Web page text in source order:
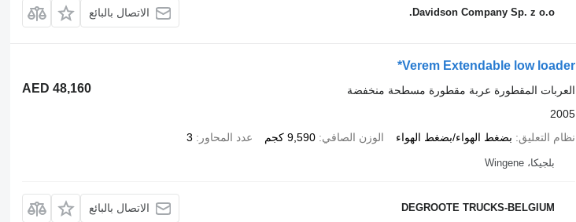
Davidson Company Sp. z o.o. الاتصال بالبائع
Verem Extendable low loader*
AED 48,160
العربات المقطورة عربة مقطورة مسطحة منخفضة
2005
نظام التعليق
بضغط الهواء/بضغط الهواء الوزن الصافي 9,590 كجم عدد المحاور 3
بلجيكا، Wingene
DEGROOTE TRUCKS-BELGIUM الاتصال بالبائع